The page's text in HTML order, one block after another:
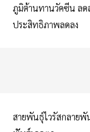
ภูมิต้านทานวัคซีน ลด
ประสิทธิภาพลดลง
สายพันธุ์ไวรัสกลายพั